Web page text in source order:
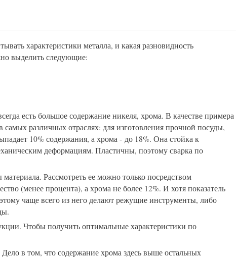
характеристики металла, и какая разновидность
выделить следующие:
есть большое содержание никеля, хрома. В качестве примера
различных отраслях: для изготовления прочной посуды,
10% содержания, а хрома - до 18%. Она стойка к
деформациям. Пластичны, поэтому сварка по
Рассмотреть ее можно только посредством
(менее процента), а хрома не более 12%. И хотя показатель
чаще всего из него делают режущие инструменты, либо
Чтобы получить оптимальные характеристики по
в том, что содержание хрома здесь выше остальных